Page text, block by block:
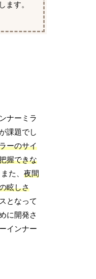
ます。
ナーミラ
課題でし
ーのサイ
握できな
また、夜間
眩しさ
となって
に開発さ
インナー